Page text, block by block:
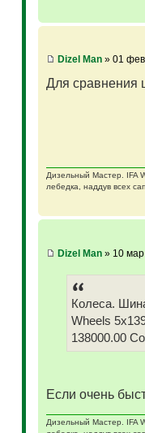
Dizel Man» 01 фев
Для сравнения
Дизельный Мастер. IFA
лебедка, наддув всех
Dizel Man» 10 мар
Колеса.
Wheels
138000.00
Если очень
Дизельный Мастер. IFA